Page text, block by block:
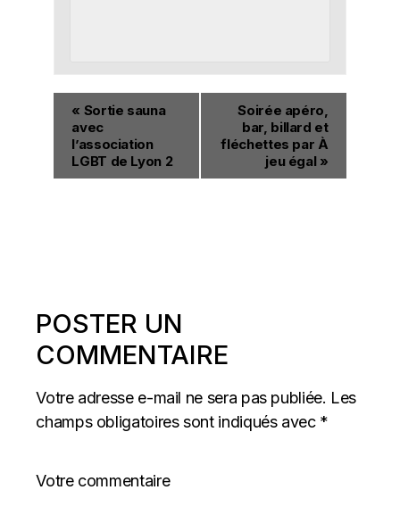
« Sortie sauna
avec
l’association
LGBT de Lyon 2
Soirée apéro,
bar, billard et
fléchettes par À
jeu égal »
POSTER UN
COMMENTAIRE
Votre adresse e-mail ne sera pas publiée. Les
champs obligatoires sont indiqués avec *